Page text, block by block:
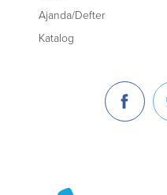
Ajanda/Defter
Katalog